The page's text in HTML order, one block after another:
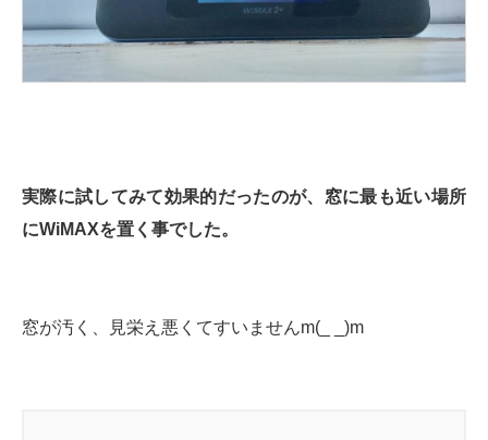
実際に試してみて効果的だったのが、窓に最も近い場所
にWiMAXを置く事でした。
窓が汚く、見栄え悪くてすいませんm(_ _)m